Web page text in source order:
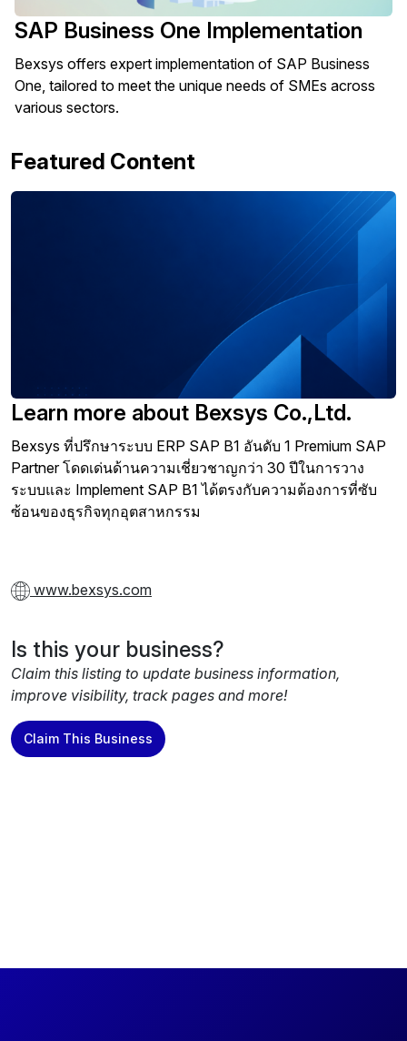
SAP Business One Implementation
Bexsys offers expert implementation of SAP Business
One, tailored to meet the unique needs of SMEs across
various sectors.
Featured Content
Learn more about Bexsys Co.,Ltd.
Bexsys ที่ปรึกษาระบบ ERP SAP B1 อันดับ 1 Premium SAP
Partner โดดเด่นด้านความเชี่ยวชาญกว่า 30 ปีในการวาง
ระบบและ Implement SAP B1 ได้ตรงกับความต้องการที่ซับ
ซ้อนของธุรกิจทุกอุตสาหกรรม
www.bexsys.com
Is this your business?
Claim this listing to update business information,
improve visibility, track pages and more!
Claim This Business